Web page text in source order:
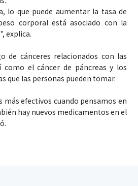
lo que puede aumentar la tasa de
corporal está asociado con la
explica.
de cánceres relacionados con las
el cáncer de páncreas y los
que las personas pueden tomar.
más efectivos cuando pensamos en
hay nuevos medicamentos en el
Dai” y conquista el número uno
mundial en Spotify y Billboard